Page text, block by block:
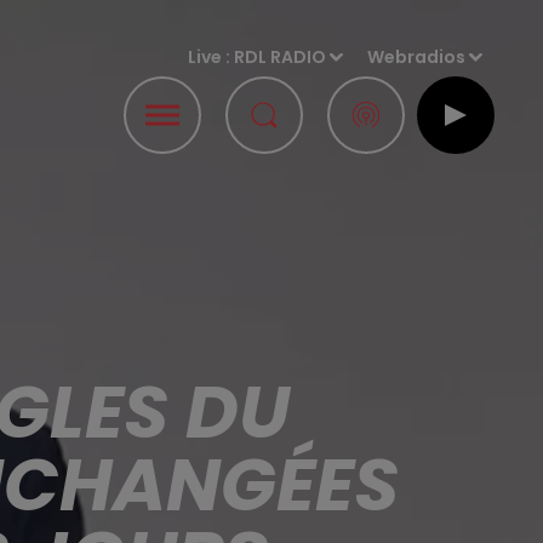
Live : RDL RADIO Webradios
DU